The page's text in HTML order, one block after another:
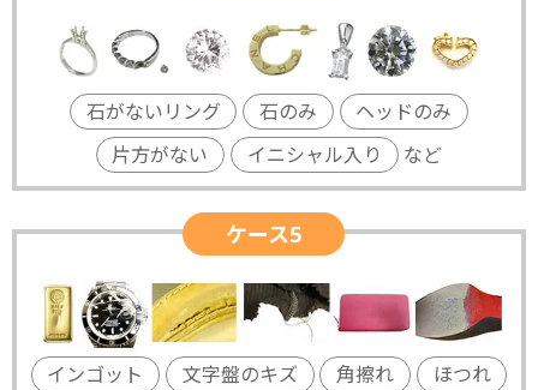
石がないリング 石のみ
ヘッドのみ
片方がない
イニシャル入り など
ケース5
インゴット 文字盤のキズ 角擦れ
ほつれ